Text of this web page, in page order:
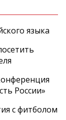
языка
России»
с фитболом